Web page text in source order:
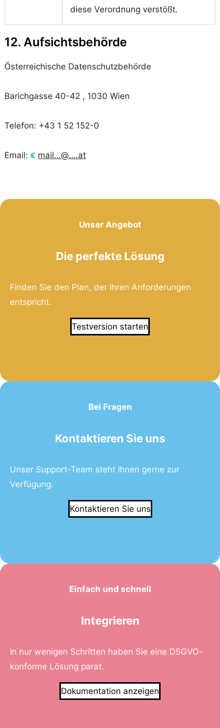
diese Verordnung verstößt.
12. Aufsichtsbehörde
Österreichische Datenschutzbehörde
Barichgasse 40-42 , 1030 Wien
Telefon: +43 1 52 152-0
Email: mail…@….at
Unser Angebot
Die perfekte Lösung
Finden Sie den Plan, der Ihren Anforderungen
entspricht.
Testversion starten
Bei Fragen
Kontaktieren Sie uns
Unser Support-Team steht Ihnen gerne zur
Verfügung.
Kontaktieren Sie uns
Einfach und schnell
Integrieren
In nur wenigen Schritten haben Sie eine DSGVO-
konforme Lösung parat.
Dokumentation anzeigen